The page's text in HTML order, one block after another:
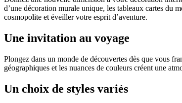
d’une décoration murale unique, les tableaux cartes du
cosmopolite et éveiller votre esprit d’aventure.
Une invitation au voyage
Plongez dans un monde de découvertes dès que vous
géographiques et les nuances de couleurs créent une
Un choix de styles variés